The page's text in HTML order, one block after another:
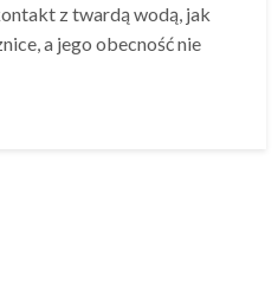
z twardą wodą, jak
a jego obecność nie